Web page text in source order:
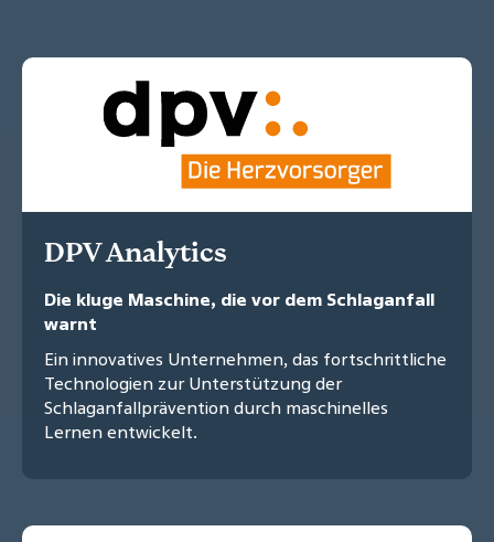
DPV Analytics
Die kluge Maschine, die vor dem Schlaganfall
warnt
Ein innovatives Unternehmen, das fortschrittliche
Technologien zur Unterstützung der
Schlaganfallprävention durch maschinelles
Lernen entwickelt.